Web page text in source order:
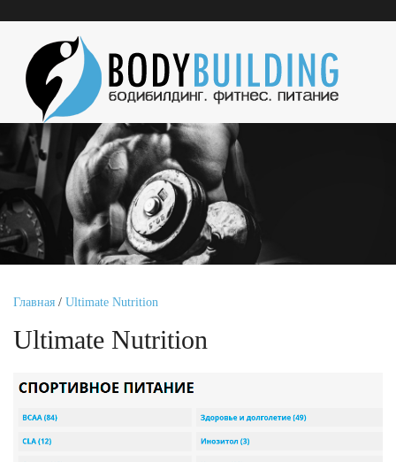
Главная / Ultimate Nutrition
Ultimate Nutrition